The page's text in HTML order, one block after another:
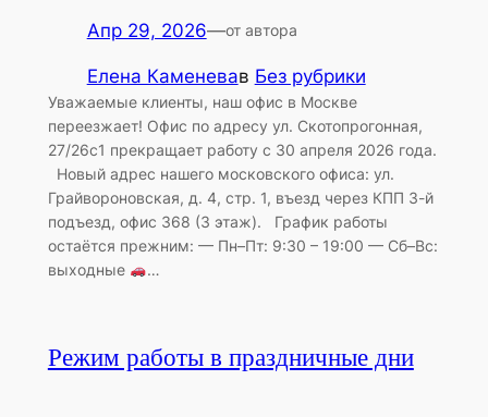
Апр 29, 2026—от автора
Елена Каменевав Без рубрики
Уважаемые клиенты, наш офис в Москве
переезжает! Офис по адресу ул. Скотопрогонная,
27/26с1 прекращает работу с 30 апреля 2026 года.
Новый адрес нашего московского офиса: ул.
Грайвороновская, д. 4, стр. 1, въезд через КПП 3-й
подъезд, офис 368 (3 этаж). График работы
остаётся прежним: — Пн–Пт: 9:30 – 19:00 — Сб–Вс:
выходные
…
Режим работы в праздничные дни